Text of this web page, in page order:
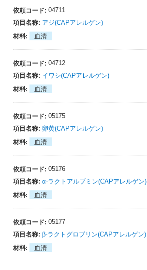
04711
アジ(CAPアレルゲン)
血清
04712
イワシ(CAPアレルゲン)
血清
05175
卵黄(CAPアレルゲン)
血清
05176
α-ラクトアルブミン(CAPアレルゲン)
血清
05177
β-ラクトグロブリン(CAPアレルゲン)
血清